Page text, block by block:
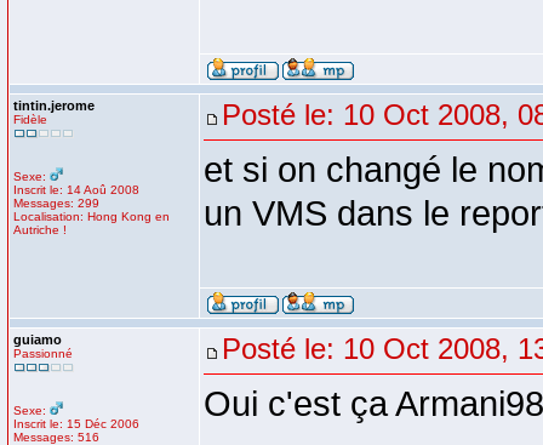
tintin.jerome
Fidèle
Sexe:
Inscrit le: 14 Aoû 2008
Messages: 299
Localisation: Hong Kong en
Autriche !
Posté le: 10 Oct 2008,
et si on changé le
un VMS dans le
guiamo
Passionné
Sexe:
Inscrit le: 15 Déc 2006
Messages: 516
Posté le: 10 Oct 2008,
Oui c'est ça